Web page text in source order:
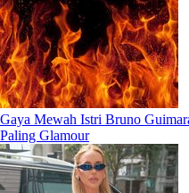
Gaya Mewah Istri Bruno
Paling Glamour